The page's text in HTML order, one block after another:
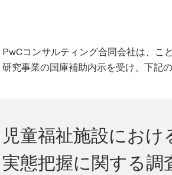
PwCコンサルティング合同会社は、こ
研究事業の国庫補助内示を受け、下記
児童福祉施設にお
実態把握に関する調